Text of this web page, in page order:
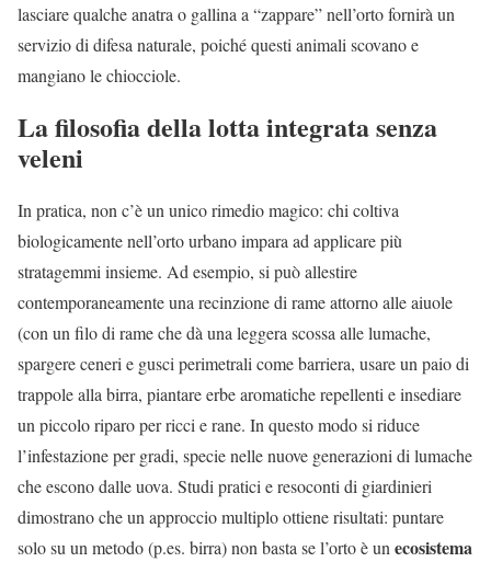
lasciare qualche anatra o gallina a “zappare” nell’orto fornirà un
servizio di difesa naturale, poiché questi animali scovano e
mangiano le chiocciole.
La filosofia della lotta integrata senza
veleni
In pratica, non c’è un unico rimedio magico: chi coltiva
biologicamente nell’orto urbano impara ad applicare più
stratagemmi insieme. Ad esempio, si può allestire
contemporaneamente una recinzione di rame attorno alle aiuole
(con un filo di rame che dà una leggera scossa alle lumache,
spargere ceneri e gusci perimetrali come barriera, usare un paio di
trappole alla birra, piantare erbe aromatiche repellenti e insediare
un piccolo riparo per ricci e rane. In questo modo si riduce
l’infestazione per gradi, specie nelle nuove generazioni di lumache
che escono dalle uova. Studi pratici e resoconti di giardinieri
dimostrano che un approccio multiplo ottiene risultati: puntare
solo su un metodo (p.es. birra) non basta se l’orto è unecosistema